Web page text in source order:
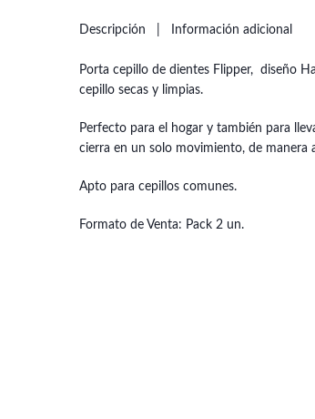
Descripción Información adicional
Porta cepillo de dientes Flipper, diseño
cepillo secas y limpias.
Perfecto para el hogar y también para
cierra en un solo movimiento, de manera
Apto para cepillos comunes.
Formato de Venta: Pack 2 un.